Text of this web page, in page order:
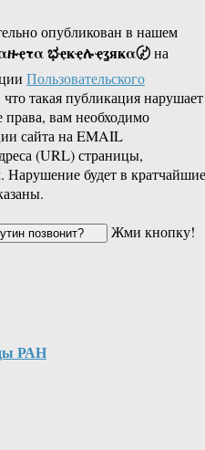
опубликован в нашем
ಭҿҝҿሉҿʓяҝα〄на
Пользовательского
такая публикация нарушает
вам необходимо
сайта на EMAIL
(URL) страницы,
будет в кратчайшие
Жми кнопку!
РАН